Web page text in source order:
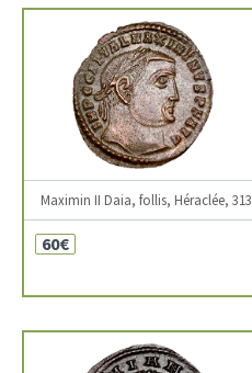
Maximin II Daia, follis, Héraclée, 313
60€